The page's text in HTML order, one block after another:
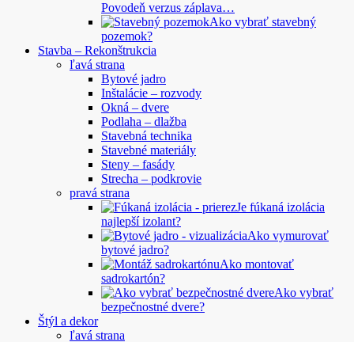
Povodeň verzus záplava…
Ako vybrať stavebný
pozemok?
Stavba – Rekonštrukcia
ľavá strana
Bytové jadro
Inštalácie – rozvody
Okná – dvere
Podlaha – dlažba
Stavebná technika
Stavebné materiály
Steny – fasády
Strecha – podkrovie
pravá strana
Je fúkaná izolácia
najlepší izolant?
Ako vymurovať
bytové jadro?
Ako montovať
sadrokartón?
Ako vybrať
bezpečnostné dvere?
Štýl a dekor
ľavá strana